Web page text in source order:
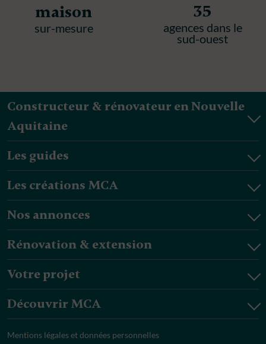
maison
sur-mesure
35
agences dans le
sud-ouest
Constructeur & rénovateur en Nouvelle
Aquitaine
Les guides
Les créations MCA
Nos annonces
Rénovation & extension
Votre projet
Découvrir MCA
Mentions légales et données personnelles